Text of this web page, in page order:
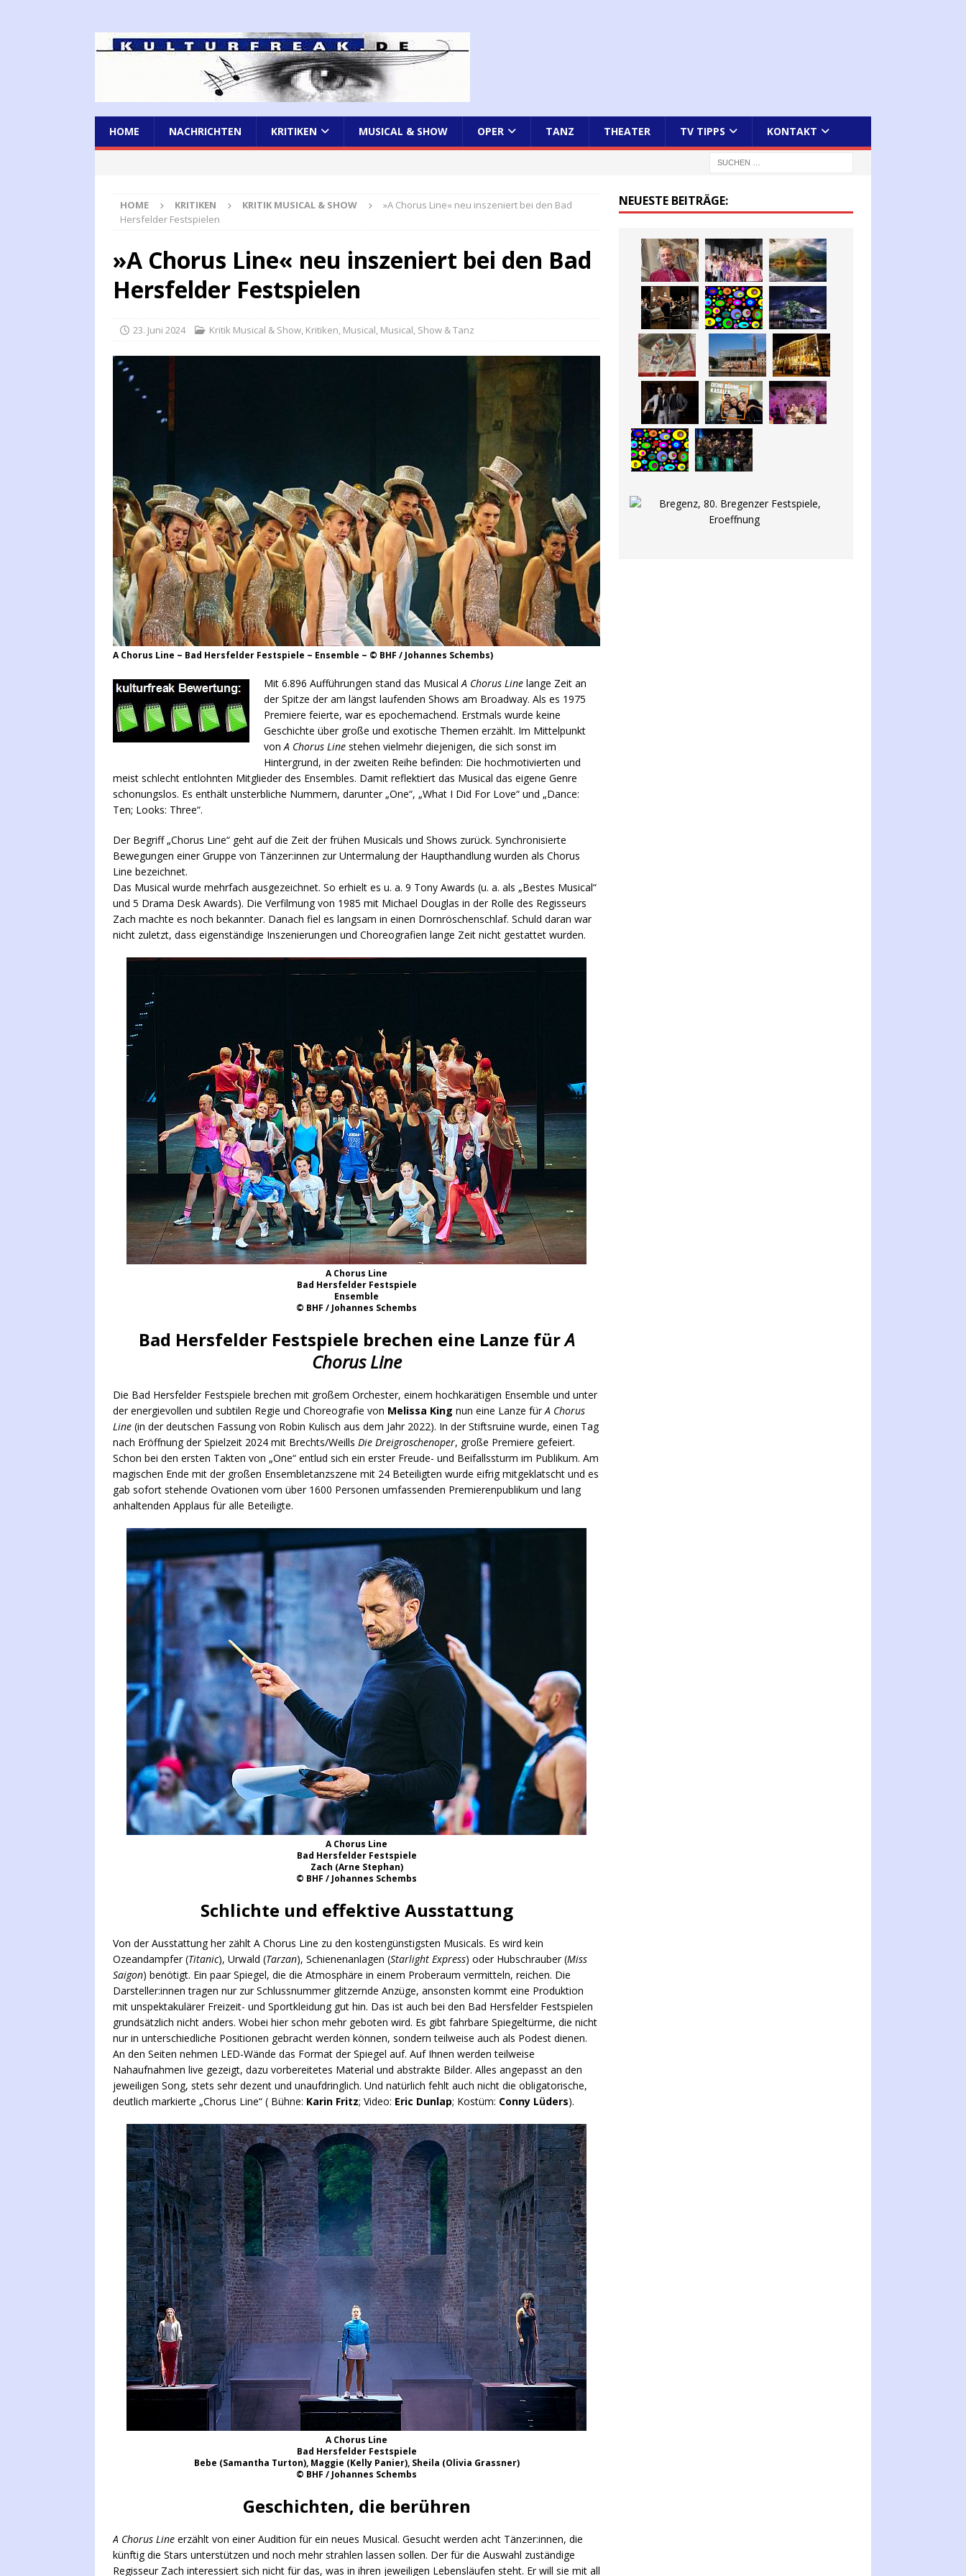
HOME NACHRICHTEN KRITIKEN MUSICAL & SHOW OPER TANZ THEATER TV TIPPS KONTAKT
HOME KRITIKEN KRITIK MUSICAL & SHOW
»A Chorus Line« neu inszeniert bei den Bad
Hersfelder Festspielen
»A Chorus Line« neu inszeniert bei den Bad
Hersfelder Festspielen
23. Juni 2024 Kritik Musical & Show, Kritiken, Musical, Musical, Show & Tanz
A Chorus Line ~ Bad Hersfelder Festspiele ~ Ensemble ~ © BHF / Johannes Schembs)
Mit 6.896 Aufführungen stand das Musical A Chorus Line lange Zeit an
der Spitze der am längst laufenden Shows am Broadway. Als es 1975
Premiere feierte, war es epochemachend. Erstmals wurde keine
Geschichte über große und exotische Themen erzählt. Im Mittelpunkt
von A Chorus Line stehen vielmehr diejenigen, die sich sonst im
Hintergrund, in der zweiten Reihe befinden: Die hochmotivierten und
meist schlecht entlohnten Mitglieder des Ensembles. Damit reflektiert das Musical das eigene Genre
schonungslos. Es enthält unsterbliche Nummern, darunter „One“, „What I Did For Love“ und „Dance:
Ten; Looks: Three“.
Der Begriff „Chorus Line“ geht auf die Zeit der frühen Musicals und Shows zurück. Synchronisierte
Bewegungen einer Gruppe von Tänzer:innen zur Untermalung der Haupthandlung wurden als Chorus
Line bezeichnet.
Das Musical wurde mehrfach ausgezeichnet. So erhielt es u. a. 9 Tony Awards (u. a. als „Bestes Musical“
und 5 Drama Desk Awards). Die Verfilmung von 1985 mit Michael Douglas in der Rolle des Regisseurs
Zach machte es noch bekannter. Danach fiel es langsam in einen Dornröschenschlaf. Schuld daran war
nicht zuletzt, dass eigenständige Inszenierungen und Choreografien lange Zeit nicht gestattet wurden.
A Chorus Line
Bad Hersfelder Festspiele
Ensemble
© BHF / Johannes Schembs
Bad Hersfelder Festspiele brechen eine Lanze fürA
Chorus Line
Die Bad Hersfelder Festspiele brechen mit großem Orchester, einem hochkarätigen Ensemble und unter
der energievollen und subtilen Regie und Choreografie von Melissa King nun eine Lanze fürA Chorus
Line (in der deutschen Fassung von Robin Kulisch aus dem Jahr 2022). In der Stiftsruine wurde, einen Tag
nach Eröffnung der Spielzeit 2024 mit Brechts/Weills Die Dreigroschenoper, große Premiere gefeiert.
Schon bei den ersten Takten von „One“ entlud sich ein erster Freude- und Beifallssturm im Publikum. Am
magischen Ende mit der großen Ensembletanzszene mit 24 Beteiligten wurde eifrig mitgeklatscht und es
gab sofort stehende Ovationen vom über 1600 Personen umfassenden Premierenpublikum und lang
anhaltenden Applaus für alle Beteiligte.
A Chorus Line
Bad Hersfelder Festspiele
Zach (Arne Stephan)
© BHF / Johannes Schembs
Schlichte und effektive Ausstattung
Von der Ausstattung her zählt A Chorus Line zu den kostengünstigsten Musicals. Es wird kein
Ozeandampfer (Titanic), Urwald (Tarzan), Schienenanlagen (Starlight Express) oder Hubschrauber (Miss
Saigon) benötigt. Ein paar Spiegel, die die Atmosphäre in einem Proberaum vermitteln, reichen. Die
Darsteller:innen tragen nur zur Schlussnummer glitzernde Anzüge, ansonsten kommt eine Produktion
mit unspektakulärer Freizeit- und Sportkleidung gut hin. Das ist auch bei den Bad Hersfelder Festspielen
grundsätzlich nicht anders. Wobei hier schon mehr geboten wird. Es gibt fahrbare Spiegeltürme, die nicht
nur in unterschiedliche Positionen gebracht werden können, sondern teilweise auch als Podest dienen.
An den Seiten nehmen LED-Wände das Format der Spiegel auf. Auf Ihnen werden teilweise
Nahaufnahmen live gezeigt, dazu vorbereitetes Material und abstrakte Bilder. Alles angepasst an den
jeweiligen Song, stets sehr dezent und unaufdringlich. Und natürlich fehlt auch nicht die obligatorische,
deutlich markierte „Chorus Line“ ( Bühne: Karin Fritz; Video: Eric Dunlap; Kostüm: Conny Lüders).
A Chorus Line
Bad Hersfelder Festspiele
Bebe (Samantha Turton), Maggie (Kelly Panier), Sheila (Olivia Grassner)
© BHF / Johannes Schembs
Geschichten, die berühren
A Chorus Line erzählt von einer Audition für ein neues Musical. Gesucht werden acht Tänzer:innen, die
künftig die Stars unterstützen und noch mehr strahlen lassen sollen. Der für die Auswahl zuständige
Regisseur Zach interessiert sich nicht für das, was in ihren jeweiligen Lebensläufen steht. Er will sie mit all
NEUESTE BEITRÄGE: